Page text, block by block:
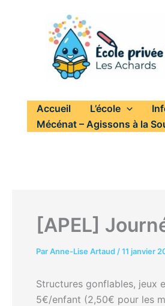
Accueil L’école
Mécénat – Agissons à la
[APEL]
ParAnne-Lise Artaud /11 janvier
Structures gonflables, jeux
5€/enfant (2,50€ pour les